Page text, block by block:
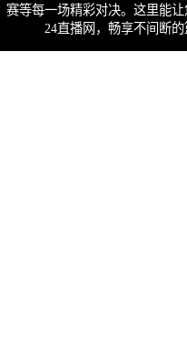
赛等每一场精彩对决。这里能
24直播网，畅享不间断